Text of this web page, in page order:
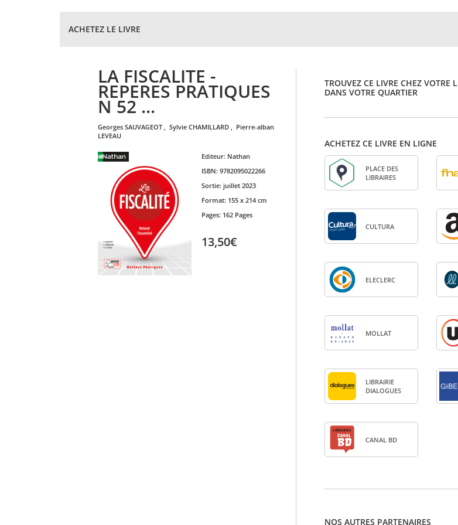
ACHETEZ LE LIVRE
LA FISCALITE -
REPERES PRATIQUES
N 52 ...
georges SAUVAGEOT , sylvie CHAMILLARD ,
pierre-alban
LEVEAU
Editeur: Nathan
ISBN: 9782095022266
Sortie: juillet 2023
Format: 155 x 214 cm
Pages: 162 Pages
13,50€
TROUVEZ CE LIVRE CHEZ VOTRE
DANS VOTRE QUARTIER
ACHETEZ CE LIVRE EN LIGNE
PLACE DES
LIBRAIRES
CULTURA
ELE­CLERC
MOL­LAT
LIBRAI­RIE
DIA­LOGUES
CANAL BD
NOS AUTRES PARTENAIRES